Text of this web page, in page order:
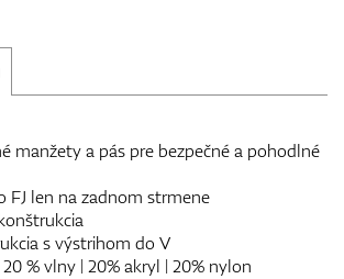
manžety a pás pre bezpečné a pohodlné
FJ len na zadnom strmene
s výstrihom do V
% vlny | 20% akryl | 20% nylon